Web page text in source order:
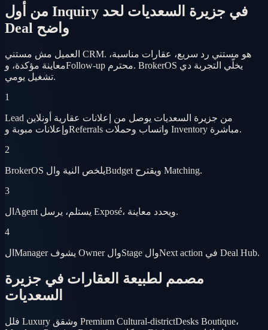
من أول Inquiry في جزيرة السعديات لحد
Deal واضح
العميل مش مستني CRM. هو مستني رد سريع، عقارات مناسبة،
معاينة مؤكدة، وFollow-up محترم. BrokerOS يخلّي التجربة دي
تشغيل يومي.
1
Lead من جزيرة السعديات يوصل من إعلانات عقارية أونلاين
وإعلانات مبوبة وReferrals واتساب وحملات Inventory مباشرة.
2
BrokerOS يلخص النية والBudget ويقترح Matching.
3
الAgent يستلم، يرسل Exposé، ويحدد معاينة.
4
الManager يشوف Owner والStage والNext action في Deal Hub.
مصمم لطبيعة العقارات في جزيرة
السعديات
فلل Luxury وشقق Premium Cultural-districtDesks Boutique،